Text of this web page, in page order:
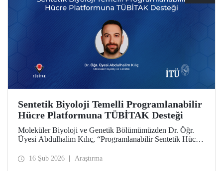
Sentetik Biyoloji Temelli Programlanabilir
Hücre Platformuna TÜBİTAK Desteği
Moleküler Biyoloji ve Genetik Bölümümüzden Dr. Öğr.
Üyesi Abdulhalim Kılıç, “Programlanabilir Sentetik Hücre
Dinamik Modülasyonu ile Konsept Kanıtı” başlıklı
16 Şub 2026 Araştırma